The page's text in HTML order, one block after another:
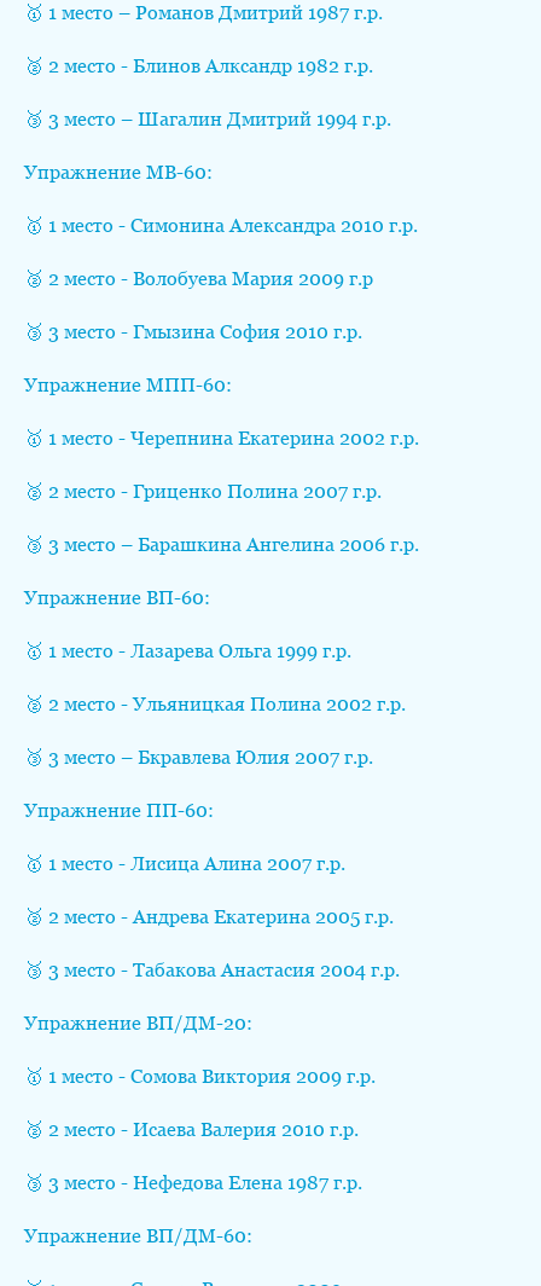
🥇 1 место – Романов Дмитрий 1987 г.р.
🥈 2 место - Блинов Алксандр 1982 г.р.
🥉 3 место – Шагалин Дмитрий 1994 г.р.
Упражнение МВ-60:
🥇 1 место - Симонина Александра 2010 г.р.
🥈 2 место - Волобуева Мария 2009 г.р
🥉 3 место - Гмызина София 2010 г.р.
Упражнение МПП-60:
🥇 1 место - Черепнина Екатерина 2002 г.р.
🥈 2 место - Гриценко Полина 2007 г.р.
🥉 3 место – Барашкина Ангелина 2006 г.р.
Упражнение ВП-60:
🥇 1 место - Лазарева Ольга 1999 г.р.
🥈 2 место - Ульяницкая Полина 2002 г.р.
🥉 3 место – Бкравлева Юлия 2007 г.р.
Упражнение ПП-60:
🥇 1 место - Лисица Алина 2007 г.р.
🥈 2 место - Андрева Екатерина 2005 г.р.
🥉 3 место - Табакова Анастасия 2004 г.р.
Упражнение ВП/ДМ-20:
🥇 1 место - Сомова Виктория 2009 г.р.
🥈 2 место - Исаева Валерия 2010 г.р.
🥉 3 место - Нефедова Елена 1987 г.р.
Упражнение ВП/ДМ-60: